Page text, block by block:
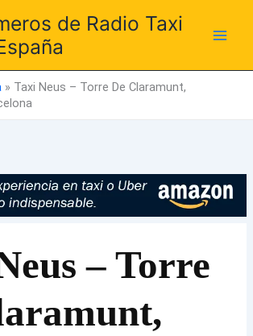
de Radio Taxi
» Taxi Neus – Torre De Claramunt,
– Torre